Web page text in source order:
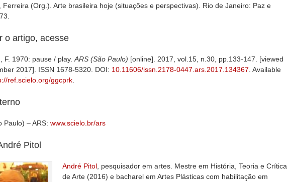
Ferreira (Org.). Arte brasileira hoje (situações e perspectivas). Rio de Janeiro: Paz e
o artigo, acesse
F. 1970: pause / play. ARS (São Paulo) [online]. 2017, vol.15, n.30, pp.133-147. [viewed
2017]. ISSN 1678-5320. DOI: 10.11606/issn.2178-0447.ars.2017.134367 . Available
ref.scielo.org/ggcprk
Paulo) – ARS: www.scielo.br/ars
Pitol
André Pitol , pesquisador em artes. Mestre em História, Teoria e Crítica
de Arte (2016) e bacharel em Artes Plásticas com habilitação em